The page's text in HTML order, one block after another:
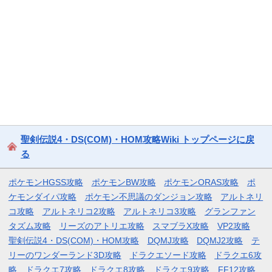
聖剣伝説4・DS(COM)・HOM攻略Wiki トップページに戻
る
ポケモンHGSS攻略 ポケモンBW攻略 ポケモンORAS攻略
ポ
ケモンダイパ攻略
ポケモン不思議のダンジョン攻略
アルトネリ
コ攻略
アルトネリコ2攻略 アルトネリコ3攻略
グランファン
タズム攻略
リーズのアトリエ攻略 スマブラX攻略
VP2攻略
聖剣伝説4・DS(COM)・HOM攻略
DQMJ攻略 DQMJ2攻略
テ
リーのワンダーランド3D攻略
ドラクエソード攻略
ドラクエ6攻
略
ドラクエ7攻略 ドラクエ8攻略 ドラクエ9攻略 FF12攻略